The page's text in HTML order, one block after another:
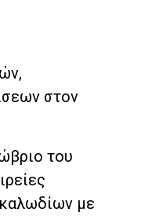
στον
του
καλωδίων με